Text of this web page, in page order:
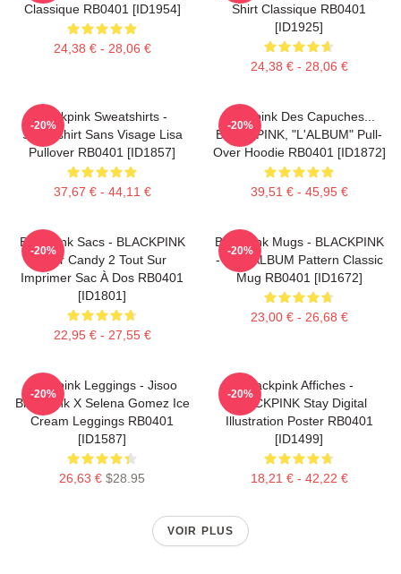
Classique RB0401 [ID1954]
24,38 € - 28,06 €
Shirt Classique RB0401
[ID1925]
24,38 € - 28,06 €
Blackpink Sweatshirts -
Sweatshirt Sans Visage Lisa
Pullover RB0401 [ID1857]
37,67 € - 44,11 €
-20%
Blackpink Des Capuches...
BLACKPINK, "L'ALBUM" Pull-
Over Hoodie RB0401 [ID1872]
39,51 € - 45,95 €
-20%
Blackpink Sacs - BLACKPINK
Sour Candy 2 Tout Sur
Imprimer Sac À Dos RB0401
[ID1801]
22,95 € - 27,55 €
-20%
Blackpink Mugs - BLACKPINK
- THE ALBUM Pattern Classic
Mug RB0401 [ID1672]
23,00 € - 26,68 €
-20%
Blackpink Leggings - Jisoo
BlackPink X Selena Gomez Ice
Cream Leggings RB0401
[ID1587]
26,63 € $28.95
-20%
Blackpink Affiches -
BLACKPINK Stay Digital
Illustration Poster RB0401
[ID1499]
18,21 € - 42,22 €
-20%
VOIR PLUS